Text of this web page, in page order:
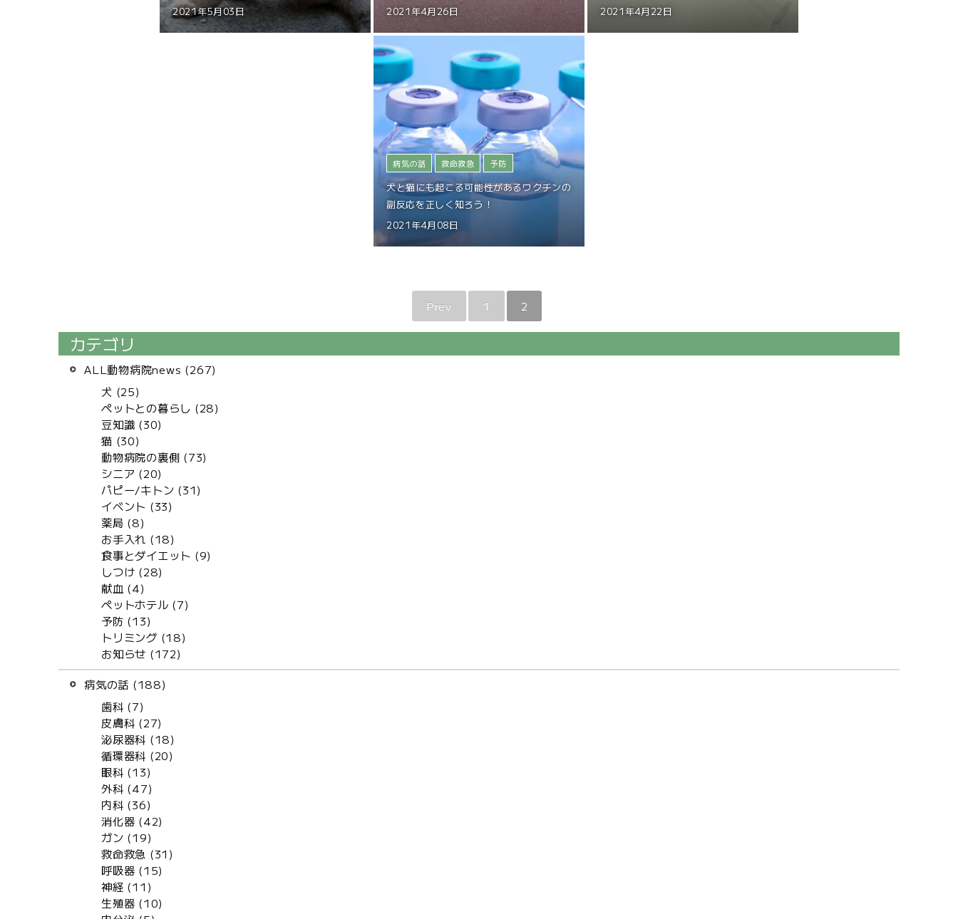
2021年5月03日
2021年4月26日
2021年4月22日
病気の話 救命救急 予防
犬と猫にも起こる可能性があるワクチンの
副反応を正しく知ろう！
2021年4月08日
Prev 1 2
カテゴリ
ALL動物病院news (267)
犬 (25)
ペットとの暮らし (28)
豆知識 (30)
猫 (30)
動物病院の裏側 (73)
シニア (20)
パピー/キトン (31)
イベント (33)
薬局 (8)
お手入れ (18)
食事とダイエット (9)
しつけ (28)
献血 (4)
ペットホテル (7)
予防 (13)
トリミング (18)
お知らせ (172)
病気の話 (188)
歯科 (7)
皮膚科 (27)
泌尿器科 (18)
循環器科 (20)
眼科 (13)
外科 (47)
内科 (36)
消化器 (42)
ガン (19)
救命救急 (31)
呼吸器 (15)
神経 (11)
生殖器 (10)